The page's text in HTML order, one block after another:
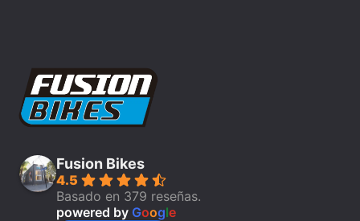
Fusion Bikes
4.5
Basado en 379 reseñas.
powered by Google